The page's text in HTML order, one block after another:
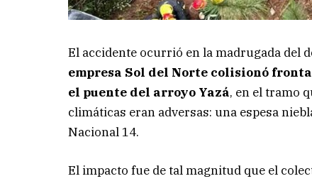
El accidente ocurrió en la madrugada del
empresa Sol del Norte colisionó
el puente del arroyo Yazá, en el tramo
climáticas eran adversas: una espesa
Nacional 14.
El impacto fue de tal magnitud que el